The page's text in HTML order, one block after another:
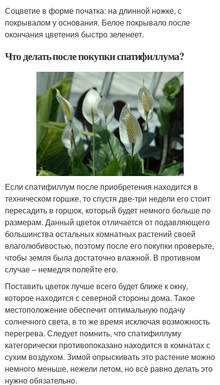
Соцветие в форме початка: на длинной ножке, с
покрывалом у основания. Белое покрывало после
окончания цветения быстро зеленеет.
Что делать после покупки спатифиллума?
Если спатифиллум после приобретения находится в
техническом горшке, то спустя две-три недели его стоит
пересадить в горшок, который будет немного больше по
размерам. Данный цветок отличается от подавляющего
большинства остальных комнатных растений своей
влаголюбивостью, поэтому после его покупки проверьте,
чтобы земля была достаточно влажной. В противном
случае – немедля полейте его.
Поставить цветок лучше всего будет ближе к окну,
которое находится с северной стороны дома. Такое
местоположение обеспечит оптимальную подачу
солнечного света, в то же время исключая возможность
перегрева. Следует помнить, что спатифиллуму
категорически противопоказано находится в комнатах с
сухим воздухом. Зимой опрыскивать это растение можно
немного меньше, нежели летом, но всё равно делать это
нужно обязательно.